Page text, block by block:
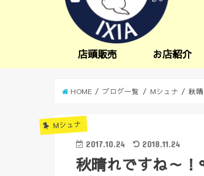
店頭販売 お店紹介
HOME ブログ一覧 Mシュナ
Mシュナ
2017.10.24 2018.11.24